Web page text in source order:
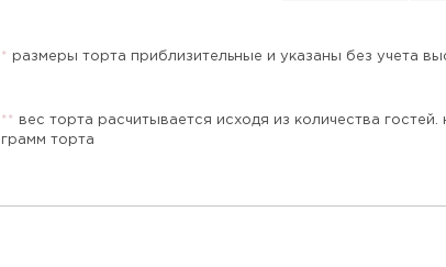
* размеры торта приблизительные и указаны без учета
* *
вес торта расчитывается исходя из количества
грамм торта